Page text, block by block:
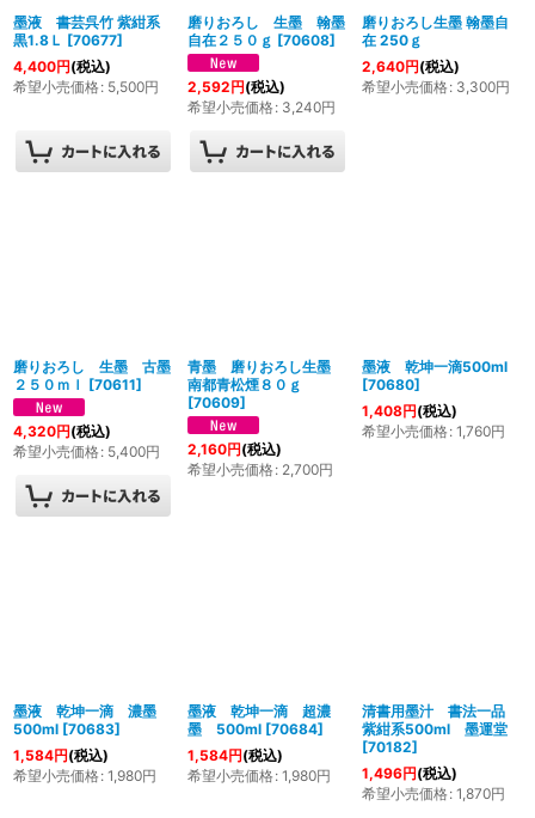
墨液 書芸呉竹 紫紺系
黒1.8Ｌ [70677]
4,400円(税込)
希望小売価格: 5,500円
磨りおろし 生墨 翰墨
自在２５０ｇ [70608]
2,592円(税込)
希望小売価格: 3,240円
磨りおろし生墨 翰墨自
在 250ｇ
2,640円(税込)
希望小売価格: 3,300円
磨りおろし 生墨 古墨
２５０ｍｌ [70611]
4,320円(税込)
希望小売価格: 5,400円
青墨 磨りおろし生墨
南都青松煙８０ｇ
[70609]
2,160円(税込)
希望小売価格: 2,700円
墨液 乾坤一滴500ml
[70680]
1,408円(税込)
希望小売価格: 1,760円
墨液 乾坤一滴 濃墨
500ml [70683]
1,584円(税込)
希望小売価格: 1,980円
墨液 乾坤一滴 超濃
墨 500ml [70684]
1,584円(税込)
希望小売価格: 1,980円
清書用墨汁 書法一品
紫紺系500ml 墨運堂
[70182]
1,496円(税込)
希望小売価格: 1,870円